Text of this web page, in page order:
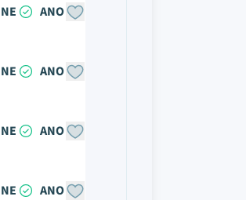
NE ANO
NE ANO
NE ANO
NE ANO